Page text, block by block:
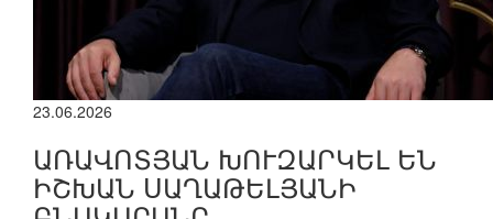
23.06.2026
ԱՌԱՎՈՏՅԱՆ ԽՈՒԶԱՐԿԵԼ ԵՆ
ԻՇԽԱՆ ՍԱՂԱԹԵԼՅԱՆԻ